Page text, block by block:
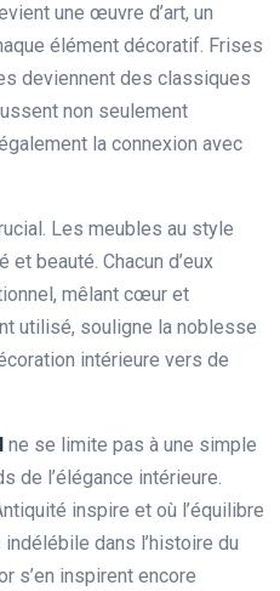
une œuvre d’art, un
élément décoratif. Frises
deviennent des classiques
non seulement
la connexion avec
Les meubles au style
beauté. Chacun d’eux
mêlant cœur et
utilisé, souligne la noblesse
intérieure vers de
ne se limite pas à une simple
de l’élégance intérieure.
inspire et où l’équilibre
dans l’histoire du
s’en inspirent encore